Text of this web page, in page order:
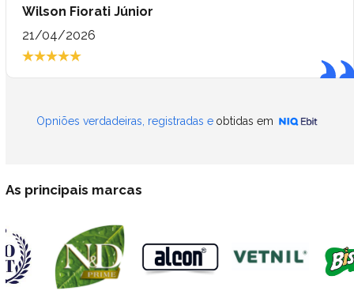
Wilson Fiorati Júnior
21/04/2026
Opniões verdadeiras, registradas e obtidas em
As principais marcas